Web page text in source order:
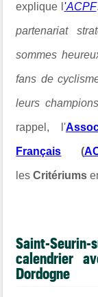
explique l 'ACPF.
partenariat
sommes
fans de
leurs
rappel, l'
Français (
lesCritériums
Saint-Seurin-
calendrier
Dordogne